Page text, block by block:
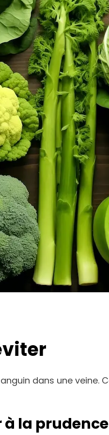
dans une veine.
la prudence